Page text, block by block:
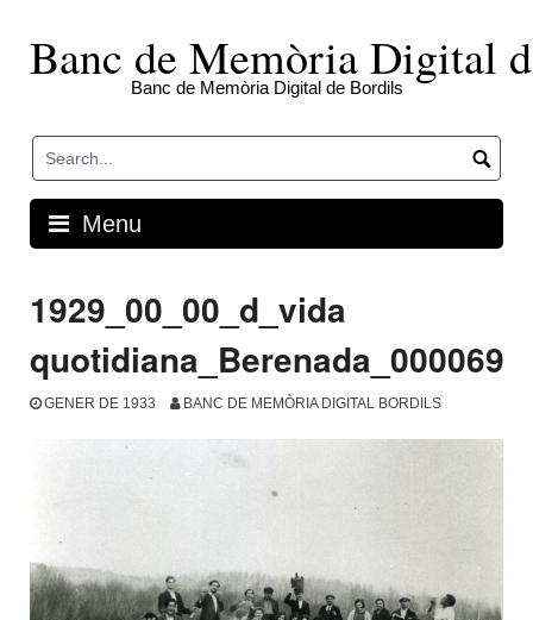
contentBanc de Memòria Digital
Banc de Memòria Digital de Bordils
Menu
1929_00_00_d_vida
quotidiana_Berenada_000069
GENER DE 1933 BANC DE MEMÒRIA DIGITAL BORDILS